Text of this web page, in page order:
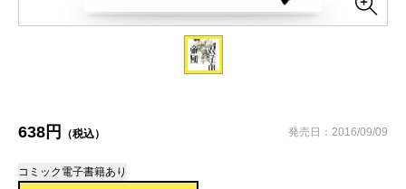
638円 （税込） 発売日：2016/09/09
コミック 電子書籍あり